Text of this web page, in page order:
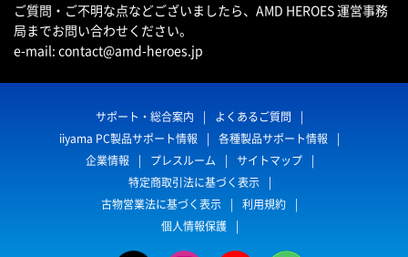
ご質問・ご不明な点などございましたら、AMD HEROES 運営事務
局までお問い合わせください。
e-mail: contact@amd-heroes.jp
サポート・総合案内
よくあるご質問
iiyama PC製品サポート情報
各種製品サポート情報
企業情報
プレスルーム
サイトマップ
特定商取引法に基づく表示
古物営業法に基づく表示
利用規約
個人情報保護